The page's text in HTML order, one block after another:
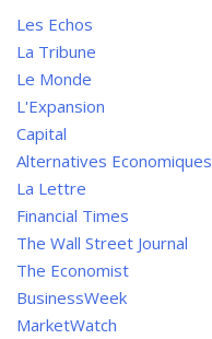
Les Echos
La Tribune
Le Monde
L'Expansion
Capital
Alternatives Economiques
La Lettre
Financial Times
The Wall Street Journal
The Economist
BusinessWeek
MarketWatch